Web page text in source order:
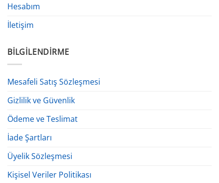
Hesabım
İletişim
BILGILENDIRME
Mesafeli Satış Sözleşmesi
Gizlilik ve Güvenlik
Ödeme ve Teslimat
İade Şartları
Üyelik Sözleşmesi
Kişisel Veriler Politikası